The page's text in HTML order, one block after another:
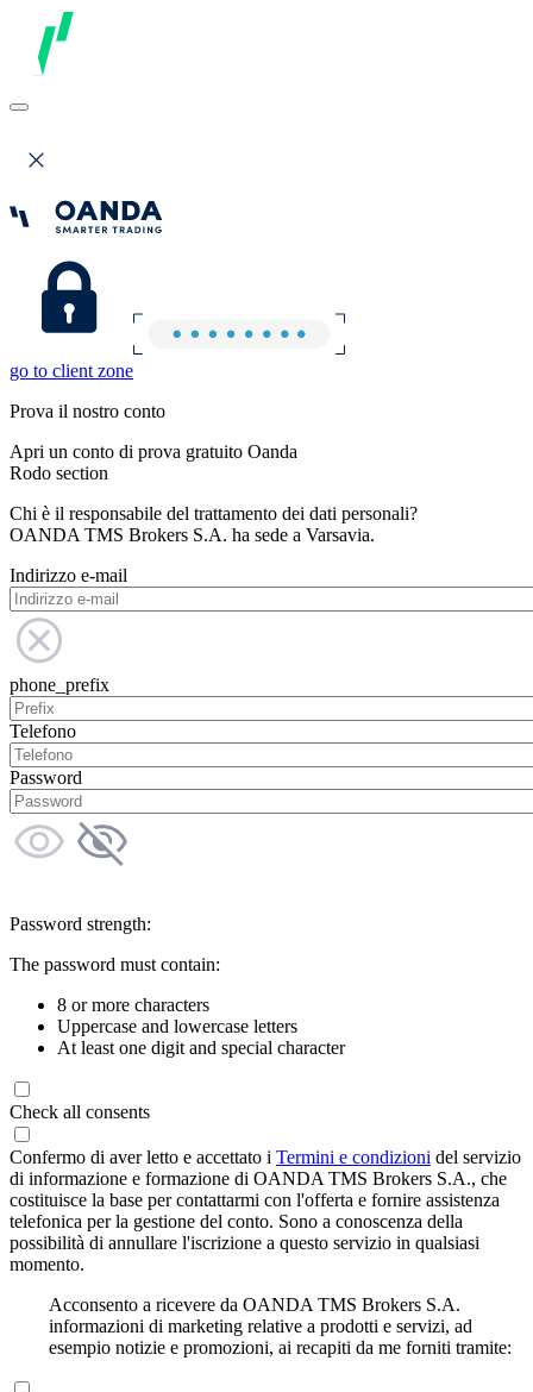
go to client zone
Prova il nostro conto
Apri un conto di prova gratuito Oanda
Rodo section
Chi è il responsabile del trattamento dei dati personali?
OANDA TMS Brokers S.A. ha sede a Varsavia.
Indirizzo e-mail
phone_prefix
Telefono
Password
Password strength:
The password must contain:
8 or more characters
Uppercase and lowercase letters
At least one digit and special character
Check all consents
Confermo di aver letto e accettato i Termini e condizioni del servizio
di informazione e formazione di OANDA TMS Brokers S.A., che
costituisce la base per contattarmi con l'offerta e fornire assistenza
telefonica per la gestione del conto. Sono a conoscenza della
possibilità di annullare l'iscrizione a questo servizio in qualsiasi
momento.
Acconsento a ricevere da OANDA TMS Brokers S.A.
informazioni di marketing relative a prodotti e servizi, ad
esempio notizie e promozioni, ai recapiti da me forniti tramite: